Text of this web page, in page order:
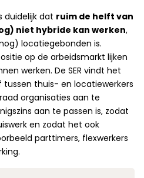
duidelijk dat ruim de helft van
niet hybride kan werken,
locatiegebonden is.
op de arbeidsmarkt lijken
werken. De SER vindt het
tussen thuis- en locatiewerkers
organisaties aan te
aan te passen is, zodat
en zodat het ook
parttimers, flexwerkers